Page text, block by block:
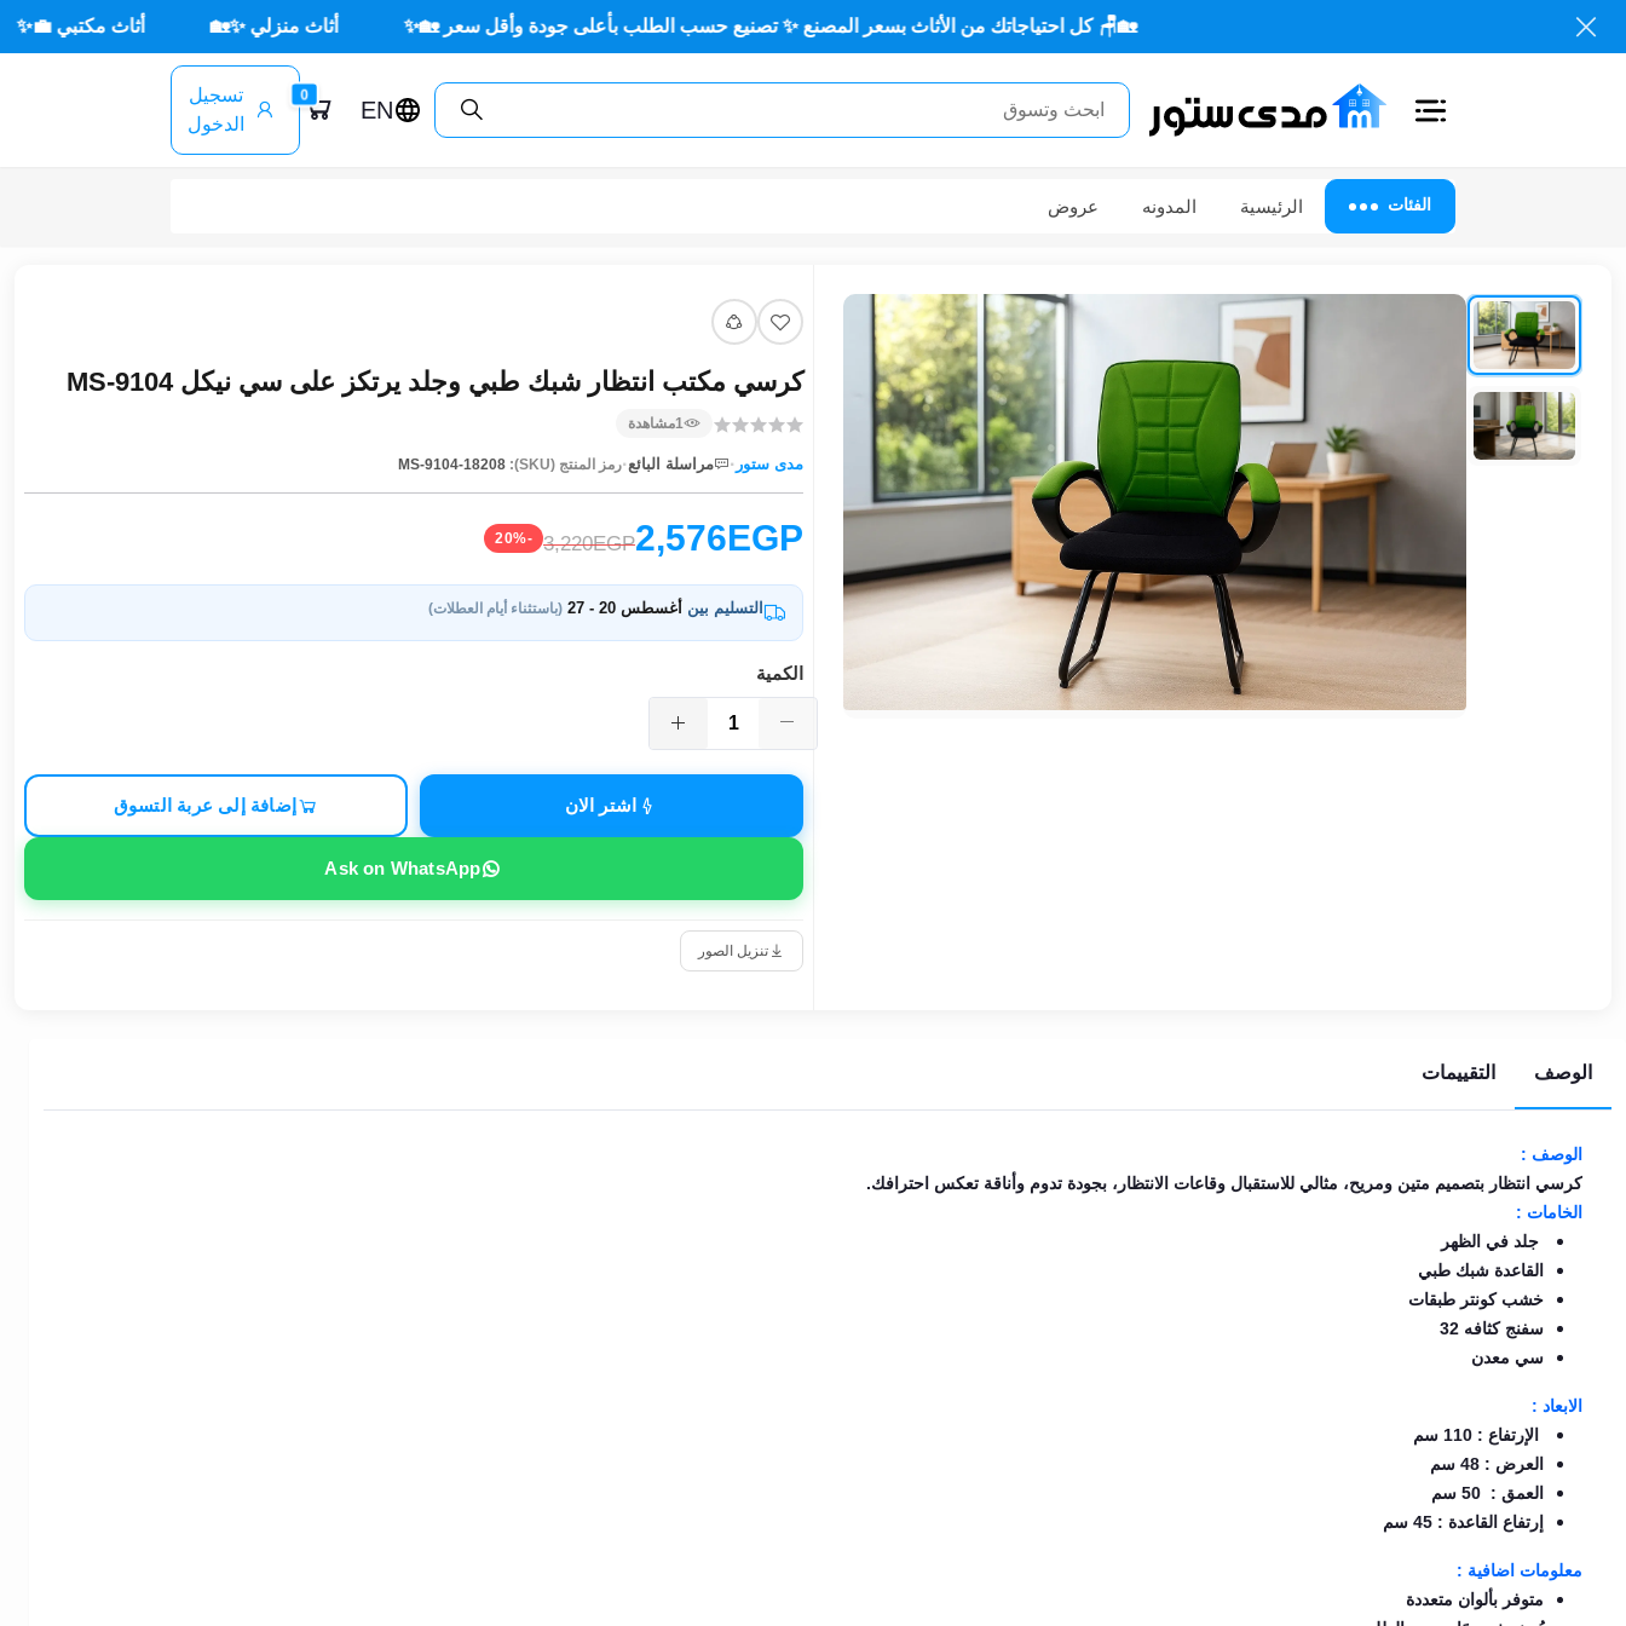
🏡🪑 كل احتياجاتك من الأثاث بسعر المصنع ✨ تصنيع حسب الطلب بأعلى جودة وأقل سعر 🏡✨ أثاث منزلي ✨🏡 أثاث مكتبي 💼✨ 🌳
EN
0
تسجيل
الدخول
أثاث
مكتبي
أثاث
منزلي
EN
تسجيل
الدخول
اشترك
الآن
الفئات الرئيسية المدونه عروض
كرسي مكتب انتظار شبك طبي وجلد يرتكز على سي نيكل MS-9104
1مشاهدة
مدى ستور · مراسلة البائع·رمز المنتج (SKU): MS-9104-18208
2,576EGP
3,220EGP
-20%
التسليم بين أغسطس 20 - 27 (باستثناء أيام العطلات)
الكمية
اشتر الان إضافة إلى عربة التسوق
Ask on WhatsApp
تنزيل الصور
الوصف التقييمات
الوصف :
كرسي انتظار بتصميم متين ومريح، مثالي للاستقبال وقاعات الانتظار، بجودة تدوم وأناقة تعكس احترافك.
الخامات :
جلد في الظهر
القاعدة شبك طبي
خشب كونتر طبقات
سفنج كثافه 32
سي معدن
الابعاد :
الإرتفاع : 110 سم
العرض : 48 سم
العمق : 50 سم
إرتفاع القاعدة : 45 سم
معلومات اضافية :
متوفر بألوان متعددة